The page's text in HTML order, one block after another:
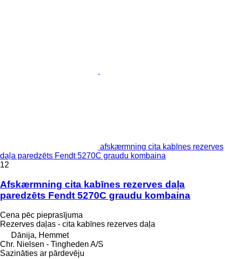
afskærmning cita kabīnes rezerves
daļa paredzēts Fendt 5270C graudu kombaina
12
Afskærmning cita kabīnes rezerves daļa
paredzēts Fendt 5270C graudu kombaina
Cena pēc pieprasījuma
Rezerves daļas - cita kabīnes rezerves daļa
Dānija, Hemmet
Chr. Nielsen - Tingheden A/S
Sazināties ar pārdevēju